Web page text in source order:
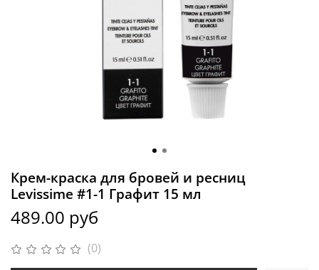
(0)
Крем-краска для бровей и ресниц
Levissime #1-1 Графит 15 мл
489.00 руб